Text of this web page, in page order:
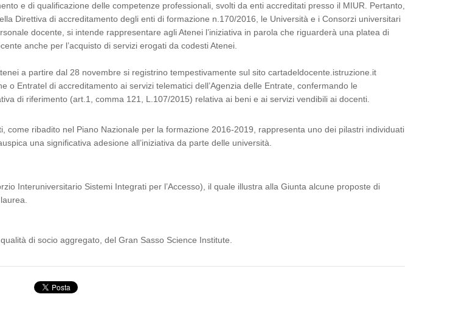
e di qualificazione delle competenze professionali, svolti da enti accreditati presso il MIUR. Pertanto,
Direttiva di accreditamento degli enti di formazione n.170/2016, le Università e i Consorzi universitari
docente, si intende rappresentare agli Atenei l’iniziativa in parola che riguarderà una platea di
anche per l’acquisto di servizi erogati da codesti Atenei.
a partire dal 28 novembre si registrino tempestivamente sul sito cartadeldocente.istruzione.it
o Entratel di accreditamento ai servizi telematici dell’Agenzia delle Entrate, confermando le
di riferimento (art.1, comma 121, L.107/2015) relativa ai beni e ai servizi vendibili ai docenti.
come ribadito nel Piano Nazionale per la formazione 2016-2019, rappresenta uno dei pilastri individuati
una significativa adesione all’iniziativa da parte delle università.
Interuniversitario Sistemi Integrati per l’Accesso), il quale illustra alla Giunta alcune proposte di
di socio aggregato, del Gran Sasso Science Institute.